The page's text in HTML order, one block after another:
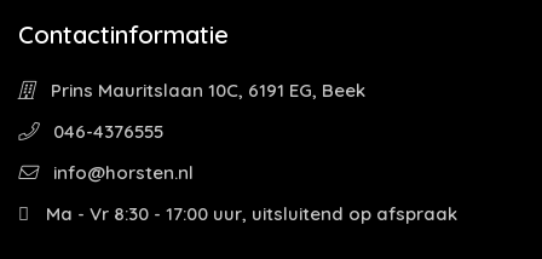
Contactinformatie
Prins Mauritslaan 10C, 6191 EG, Beek
046-4376555
info@horsten.nl
Ma - Vr 8:30 - 17:00 uur, uitsluitend op afspraak